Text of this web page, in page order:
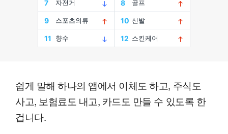
쉽게 말해 하나의 앱에서 이체도 하고, 주식도
사고, 보험료도 내고, 카드도 만들 수 있도록 한
겁니다.